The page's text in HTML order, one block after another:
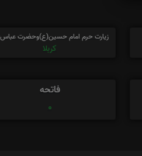
زیارت حرم امام حسین(ع)وحضرت
کربلا
فاتحه
0